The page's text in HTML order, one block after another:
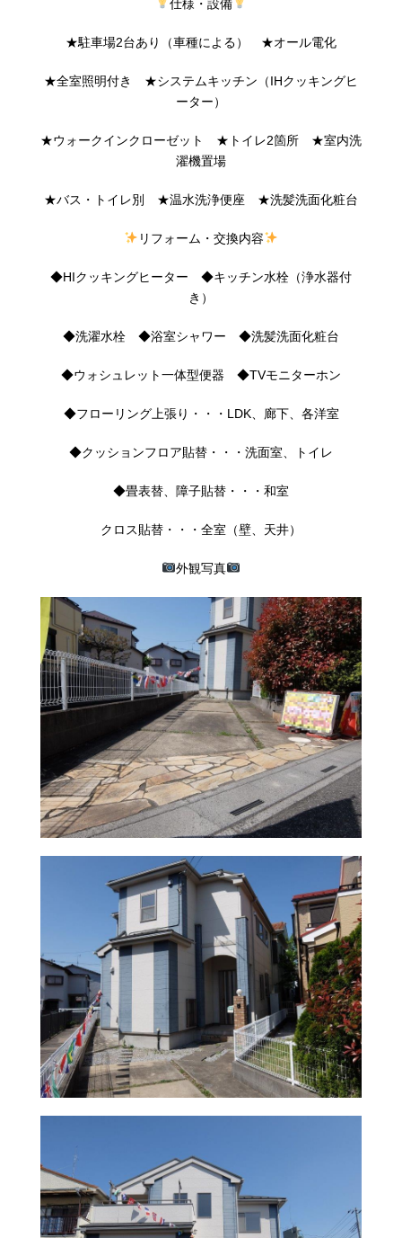
仕様・設備
★駐車場2台あり（車種による） ★オール電化
★全室照明付き ★システムキッチン（IHクッキングヒ
ーター）
★ウォークインクローゼット ★トイレ2箇所 ★室内洗
濯機置場
★バス・トイレ別 ★温水洗浄便座 ★洗髪洗面化粧台
リフォーム・交換内容
◆HIクッキングヒーター ◆キッチン水栓（浄水器付
き）
◆洗濯水栓 ◆浴室シャワー ◆洗髪洗面化粧台
◆ウォシュレット一体型便器 ◆TVモニターホン
◆フローリング上張り・・・LDK、廊下、各洋室
◆クッションフロア貼替・・・洗面室、トイレ
◆畳表替、障子貼替・・・和室
クロス貼替・・・全室（壁、天井）
外観写真